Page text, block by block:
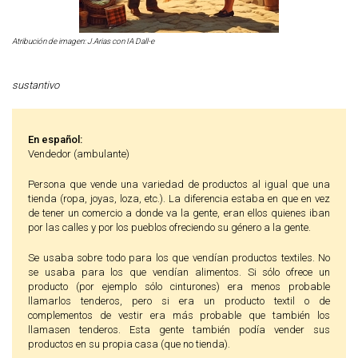
Atribución de imagen: J.Arias con IA Dall-e
sustantivo
En español:
Vendedor (ambulante)
Persona que vende una variedad de productos al igual que una
tienda (ropa, joyas, loza, etc.). La diferencia estaba en que en vez
de tener un comercio a donde va la gente, eran ellos quienes iban
por las calles y por los pueblos ofreciendo su género a la gente.
Se usaba sobre todo para los que vendían productos textiles. No
se usaba para los que vendían alimentos. Si sólo ofrece un
producto (por ejemplo sólo cinturones) era menos probable
llamarlos tenderos, pero si era un producto textil o de
complementos de vestir era más probable que también los
llamasen tenderos. Esta gente también podía vender sus
productos en su propia casa (que no tienda).